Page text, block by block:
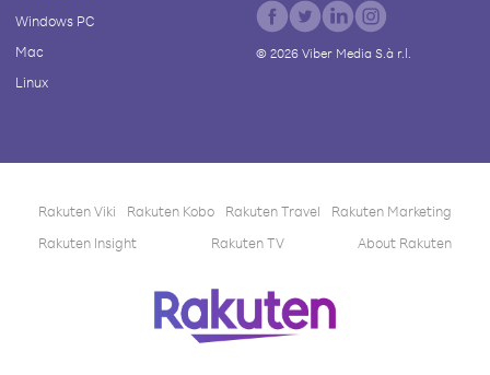
Windows PC
Mac
Linux
© 2026Viber Media S.à r.l.
Rakuten Viki Rakuten Kobo Rakuten Travel
Rakuten Marketing
Rakuten Insight
Rakuten TV About Rakuten